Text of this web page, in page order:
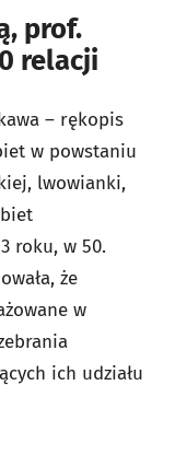
prof.
relacji
– rękopis
w powstaniu
lwowianki,
roku, w 50.
że
w
ich udziału